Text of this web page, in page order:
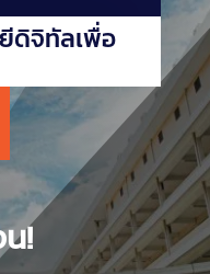
ยีดิจิทัลเพื่อ
!